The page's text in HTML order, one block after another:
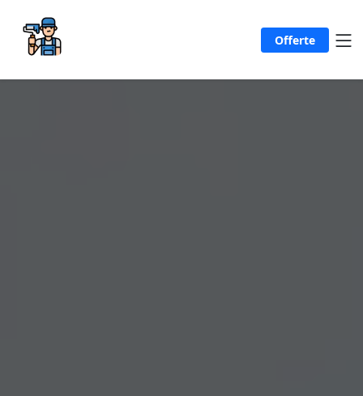
Offerte